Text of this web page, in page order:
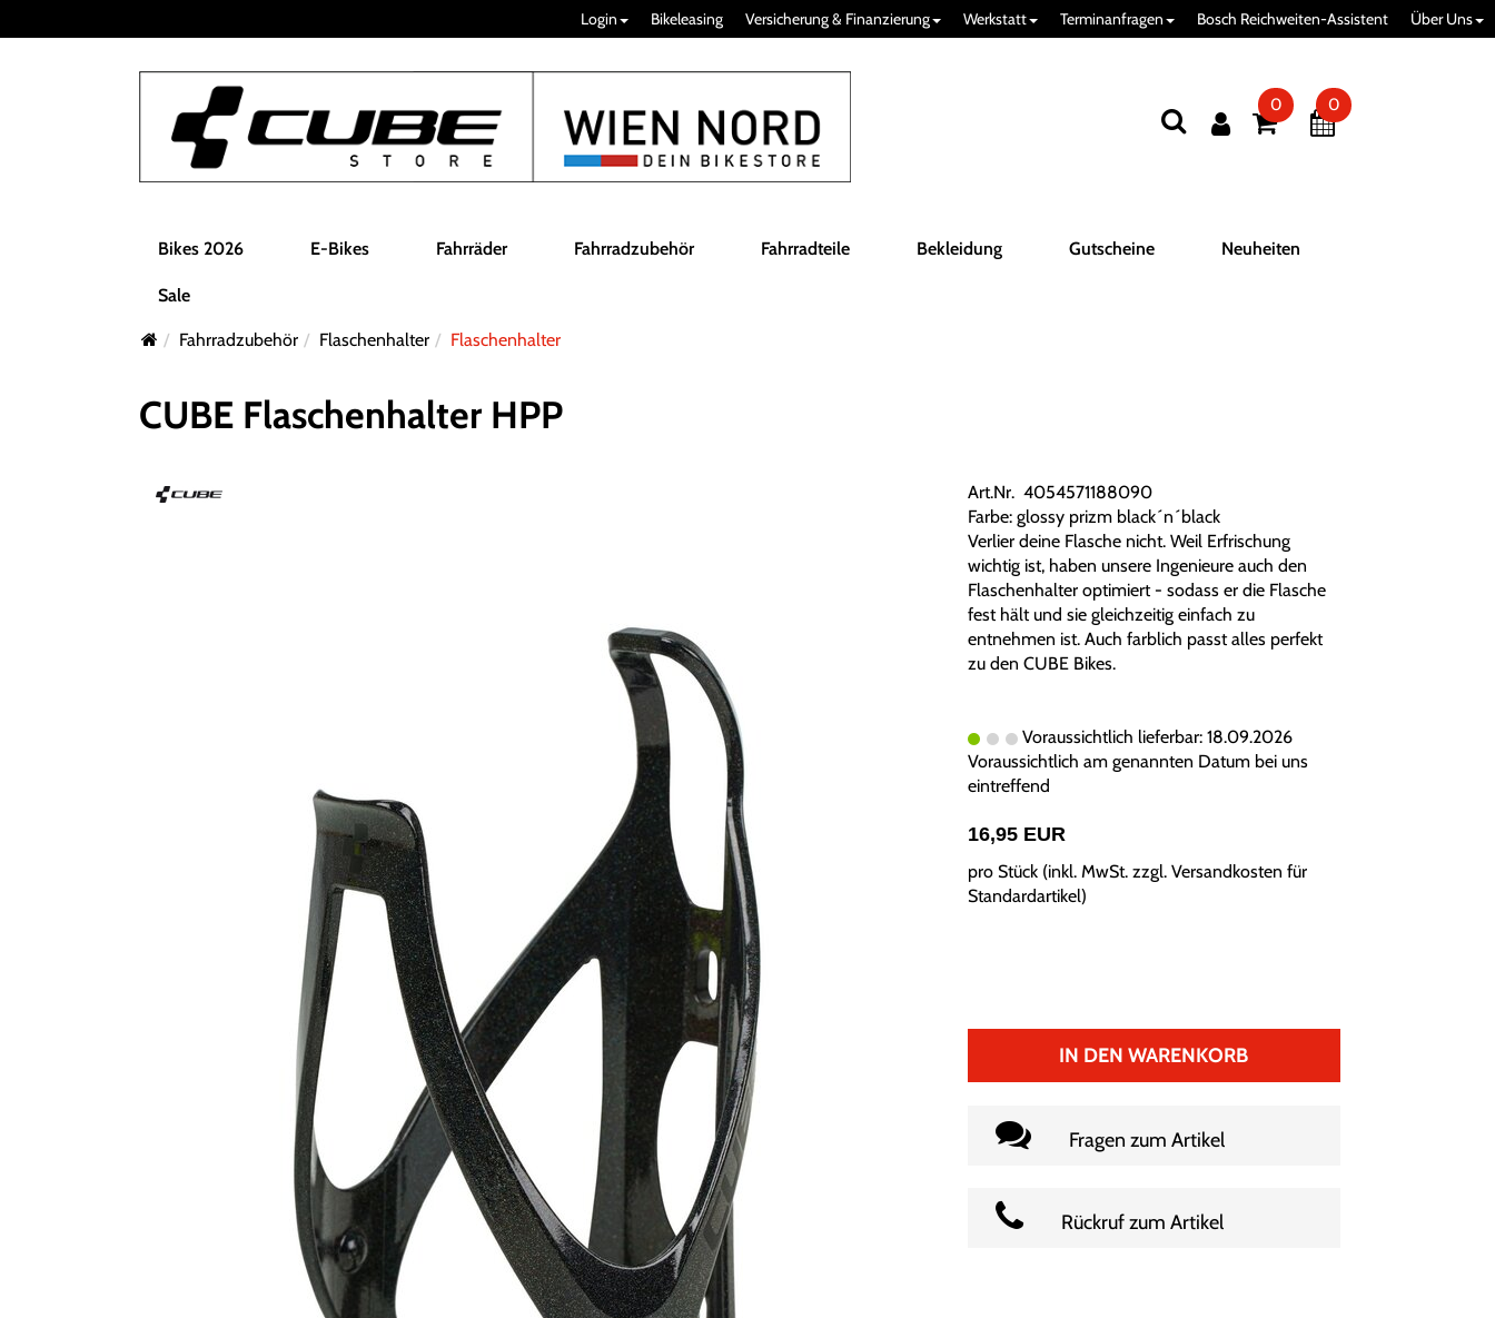
Login Bikeleasing Versicherung & Finanzierung Werkstatt Terminanfragen Bosch Reichweiten-Assistent Über Uns
0 0
Bikes 2026 E-Bikes Fahrräder Fahrradzubehör Fahrradteile Bekleidung Gutscheine Neuheiten
Sale
Fahrradzubehör Flaschenhalter Flaschenhalter
CUBE Flaschenhalter HPP
Art.Nr. 4054571188090
Farbe: glossy prizm black´n´black
Verlier deine Flasche nicht. Weil Erfrischung
wichtig ist, haben unsere Ingenieure auch den
Flaschenhalter optimiert - sodass er die Flasche
fest hält und sie gleichzeitig einfach zu
entnehmen ist. Auch farblich passt alles perfekt
zu den CUBE Bikes.
Voraussichtlich lieferbar: 18.09.2026
Voraussichtlich am genannten Datum bei uns
eintreffend
16,95 EUR
pro Stück (inkl. MwSt. zzgl. Versandkosten für
Standardartikel)
IN DEN WARENKORB
Fragen zum Artikel
Rückruf zum Artikel